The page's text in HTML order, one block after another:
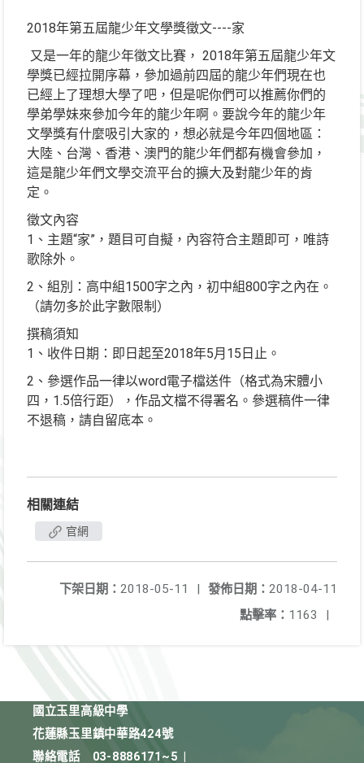
2018年第五屆龍少年文學獎徵文----家
又是一年的龍少年徵文比賽， 2018年第五屆龍少年文
學獎已經拉開序幕，參加過前四屆的龍少年們現在也
已經上了理想大學了吧，但是呢你們可以推薦你們的
學弟學妹來參加今年的龍少年啊。要說今年的龍少年
文學獎有什麼吸引大家的，想必就是今年四個地區：
大陸、台灣、香港、澳門的龍少年們都有機會參加，
這是龍少年們文學交流平台的擴大及對龍少年的肯
定。​
​徵文內容​
1、主題“家”，題目可自擬，內容符合主題即可，唯詩
歌除外。
2、組別：高中組1500字之內，初中組800字之內在。
（請勿多於此字數限制）
撰稿須知​
1、收件日期：即日起至2018年5月15日止。
2、參選作品一律以word電子檔送件（格式為宋體小
四，1.5倍行距），作品文檔不得署名。參選稿件一律
不退稿，請自留底本。
相關連結
官網
發佈日期： 2018-04-11
下架日期： 2018-05-11
|
點擊率： 1163 |
國立玉里高級中學
花蓮縣玉里鎮中華路424號
聯絡電話
03-8886171~5